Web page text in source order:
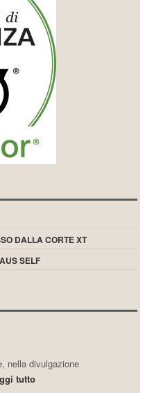
DALLA CORTE XT
SELF
nella divulgazione
tutto